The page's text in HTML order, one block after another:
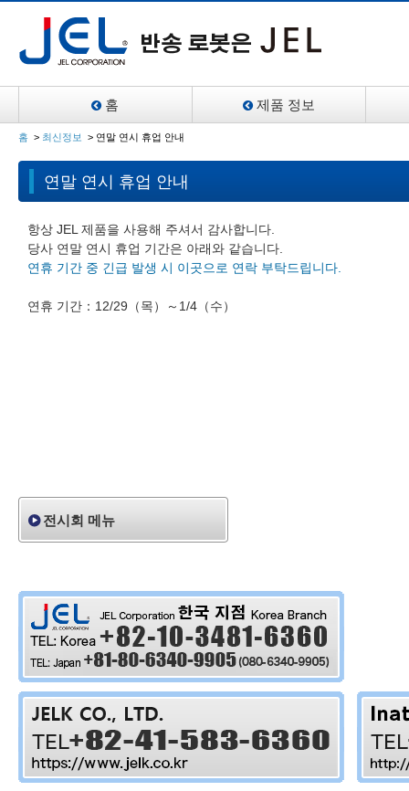
홈 제품 정보
홈 > 최신정보 > 연말 연시 휴업 안내
연말 연시 휴업 안내
항상 JEL 제품을 사용해 주셔서 감사합니다.
당사 연말 연시 휴업 기간은 아래와 같습니다.
연휴 기간 중 긴급 발생 시 이곳으로 연락 부탁드립니다.
연휴 기간：12/29（목）～1/4（수）
전시회 메뉴